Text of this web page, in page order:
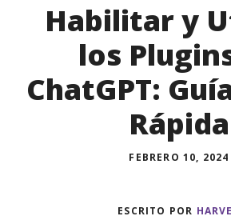
Habilitar y
los
ChatGPT:
Rápida
FEBRERO 10, 2024
ESCRITO POR